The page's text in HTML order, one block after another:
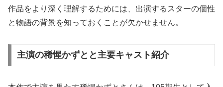
作品をより深く理解するためには、出演するスターの個性
と物語の背景を知っておくことが欠かせません。
主演の稀惺かずとと主要キャスト紹介